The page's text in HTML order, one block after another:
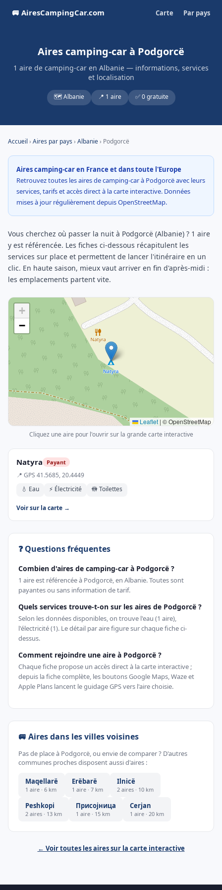
🚐 AiresCampingCar.com Carte Par pays
Aires camping-car à Podgorcë
1 aire de camping-car en Albanie — informations, services
et localisation
🗺️ Albanie 📍 1 aire ✅ 0 gratuite
Accueil › Aires par pays› Albanie› Podgorcë
Aires camping-car en France et dans toute l'Europe
Retrouvez toutes les aires de camping-car à Podgorcë avec leurs
services, tarifs et accès direct à la carte interactive. Données
mises à jour régulièrement depuis OpenStreetMap.
Vous cherchez où passer la nuit à Podgorcë (Albanie) ? 1 aire
y est référencée. Les fiches ci-dessous récapitulent les
services sur place et permettent de lancer l'itinéraire en un
clic. En haute saison, mieux vaut arriver en fin d'après-midi :
les emplacements partent vite.
Natyra Payant
📍 GPS 41.5685, 20.4449
💧 Eau
⚡ Électricité 🚻 Toilettes
Voir sur la carte →
❓ Questions fréquentes
Combien d'aires de camping-car à Podgorcë ?
1 aire est référencée à Podgorcë, en Albanie. Toutes sont
payantes ou sans information de tarif.
Quels services trouve-t-on sur les aires de Podgorcë ?
Selon les données disponibles, on trouve l'eau (1 aire),
l'électricité (1). Le détail par aire figure sur chaque fiche ci-
dessus.
Comment rejoindre une aire à Podgorcë ?
Chaque fiche propose un accès direct à la carte interactive ;
depuis la fiche complète, les boutons Google Maps, Waze et
Apple Plans lancent le guidage GPS vers l'aire choisie.
🚐 Aires dans les villes voisines
Pas de place à Podgorcë, ou envie de comparer ? D'autres
communes proches disposent aussi d'aires :
Maqellarë
1 aire · 6 km
Erëbarë
1 aire · 7 km
Ilnicë
2 aires · 10 km
Peshkopi
2 aires · 13 km
Присојница
1 aire · 15 km
Cerjan
1 aire · 20 km
+
−
Leaflet | © OpenStreetMap
Cliquez une aire pour l'ouvrir sur la grande carte interactive
← Voir toutes les aires sur la carte interactive